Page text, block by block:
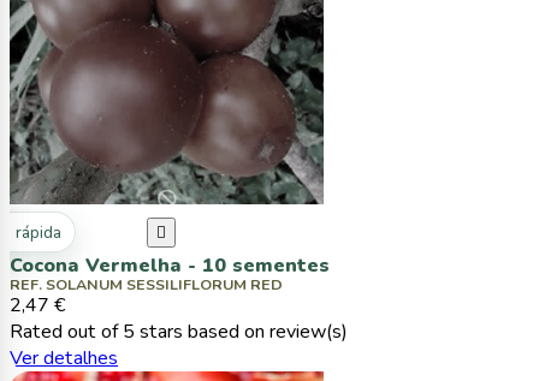
rápida 
Cocona Vermelha - 10 sementes
REF. SOLANUM SESSILIFLORUM RED
2,47 €
Rated out of 5 stars based on review(s)
Ver detalhes